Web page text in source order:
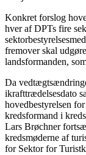
Konkret forslog
hver af DPTs fire
fremover skal
landsformanden,
Da
ikrafttrædelsesdato
hovedbestyrelsen
kredsformand i
Lars Brøchner
kredsmøderne af
for Sektor for